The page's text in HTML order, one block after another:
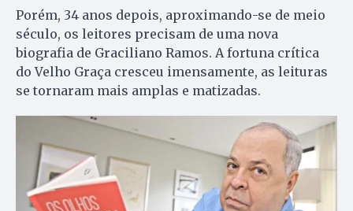
Porém, 34 anos depois, aproximando-se de meio
século, os leitores precisam de uma nova
biografia de Graciliano Ramos. A fortuna crítica
do Velho Graça cresceu imensamente, as leituras
se tornaram mais amplas e matizadas.